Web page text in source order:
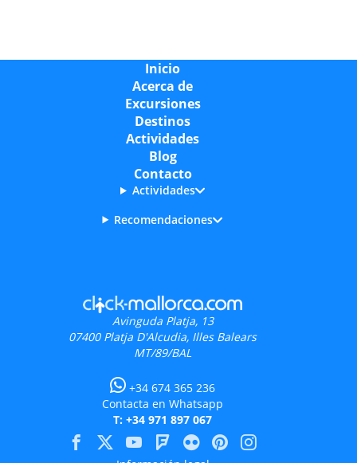
Inicio
Acerca de
Excursiones
Destinos
Actividades
Blog
Contacto
Actividades
Recomendaciones
Avinguda Platja, 13
07400 Platja D'Alcudia, Illes Balears
MT/89/BAL
+34 674 365 236
Contacta en Whatsapp
T: +34 971 897 067